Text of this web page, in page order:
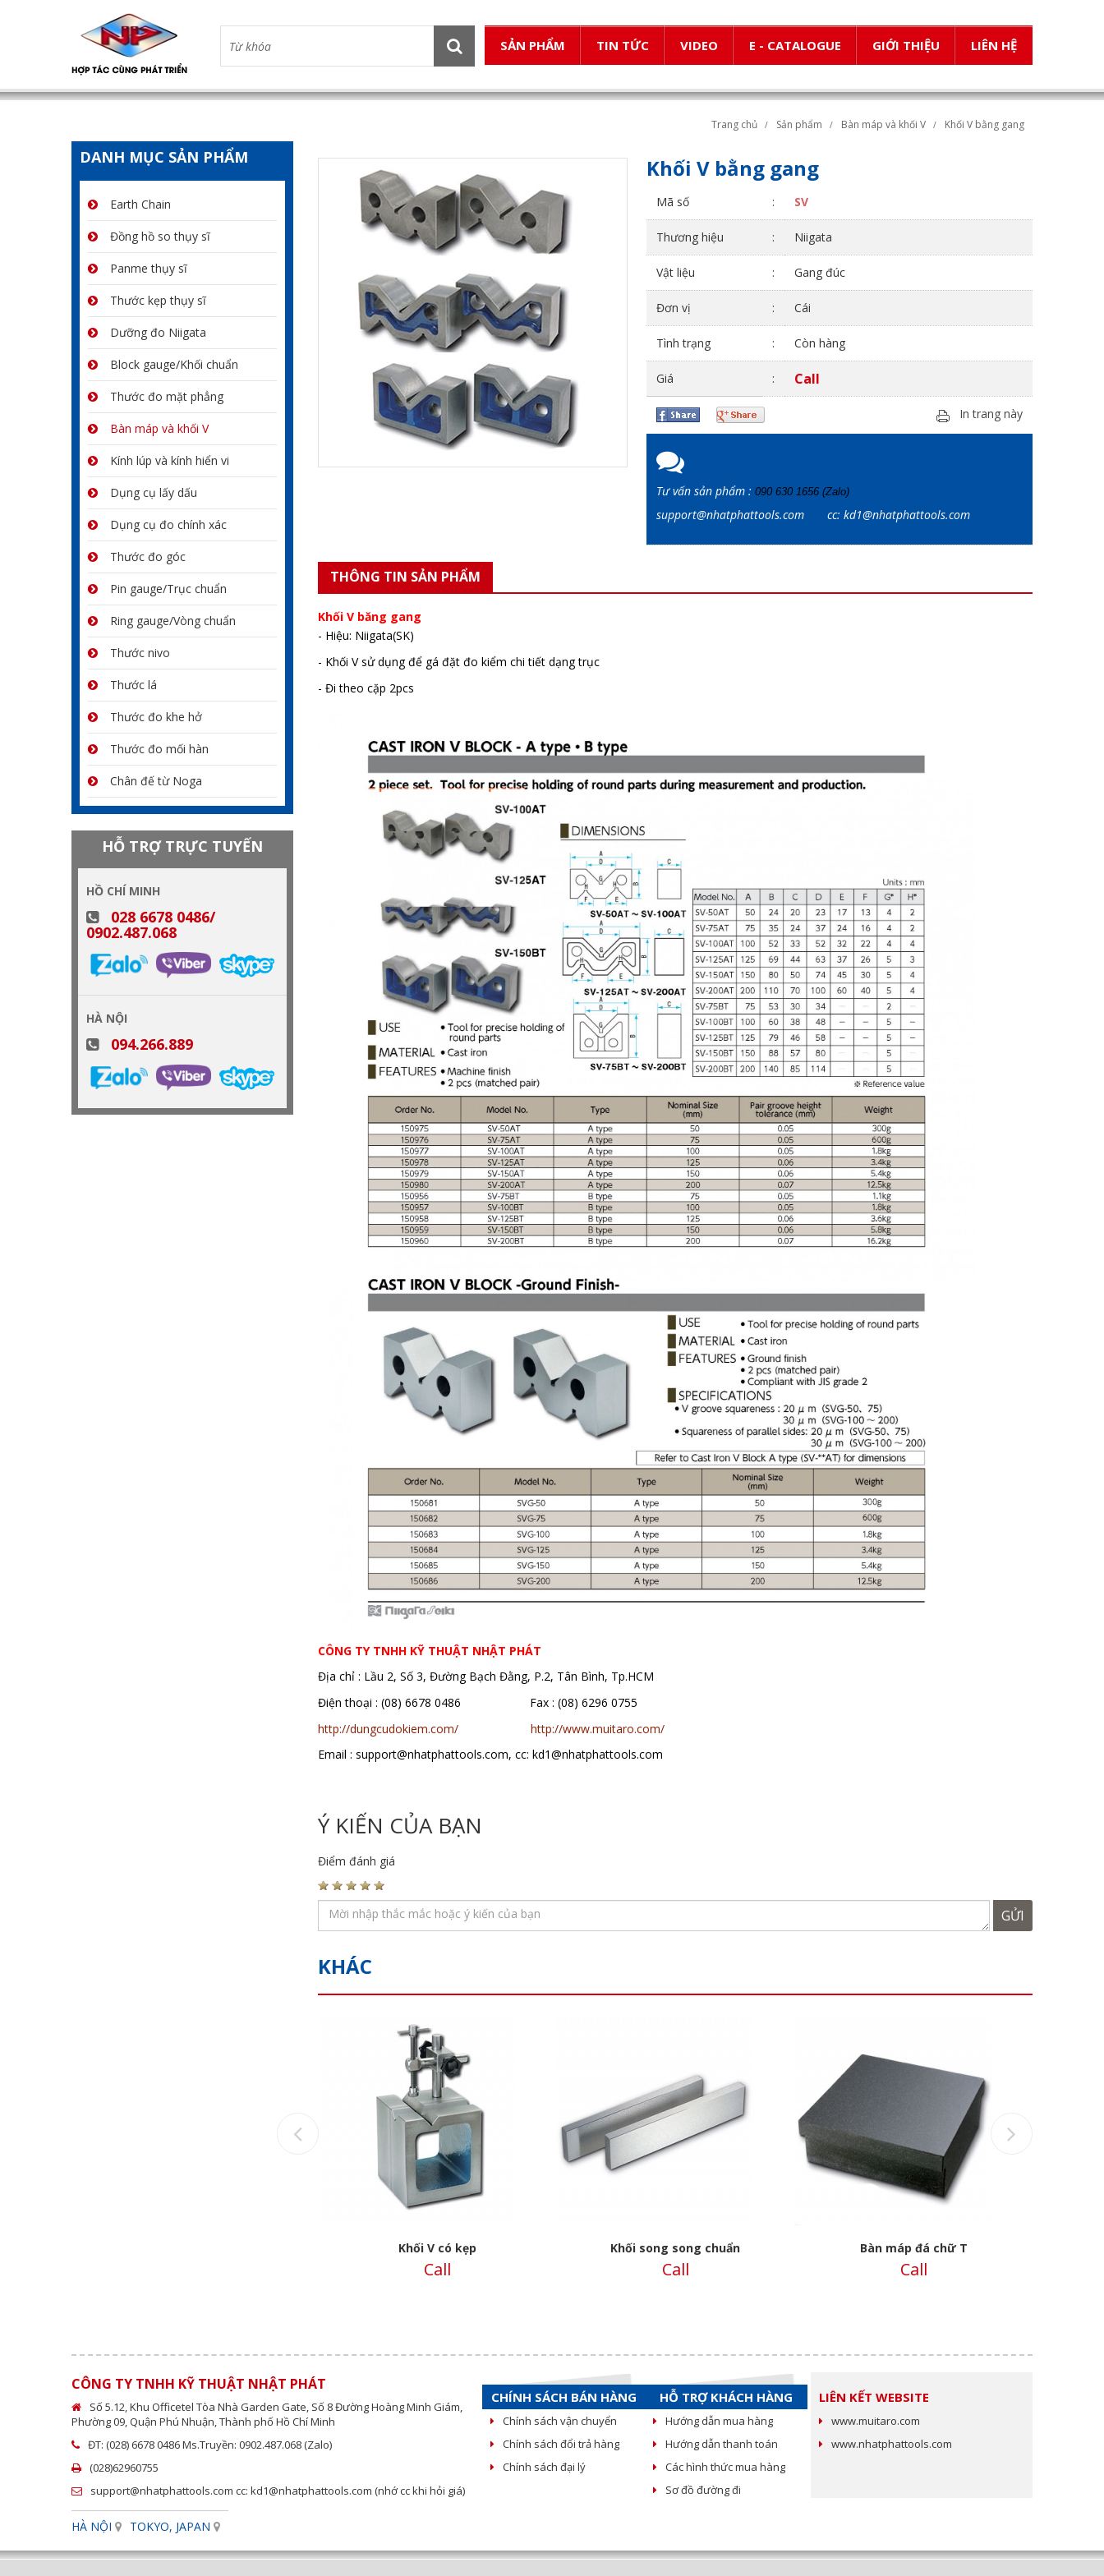
SẢN PHẨM TIN TỨC VIDEO E - CATALOGUE GIỚI THIỆU LIÊN HỆ
Trang chủ Sản phẩm Bàn máp và khối V Khối V bằng gang
Khối V bằng gang
Mã số : SV
Thương hiệu : Niigata
Vật liệu : Gang đúc
Đơn vị : Cái
Tình trạng : Còn hàng
Giá : Call
In trang này
Tư vấn sản phẩm : 090 630 1656 (Zalo)
support@nhatphattools.com cc: kd1@nhatphattools.com
THÔNG TIN SẢN PHẨM
Khối V băng gang
- Hiệu: Niigata(SK)
- Khối V sử dụng để gá đặt đo kiểm chi tiết dạng trục
- Đi theo cặp 2pcs
CÔNG TY TNHH KỸ THUẬT NHẬT PHÁT
Địa chỉ : Lầu 2, Số 3, Đường Bạch Đằng, P.2, Tân Bình, Tp.HCM
Điện thoại : (08) 6678 0486 Fax : (08) 6296 0755
http://dungcudokiem.com/
http://www.muitaro.com/
Email : support@nhatphattools.com, cc: kd1@nhatphattools.com
Ý KIẾN CỦA BẠN
Điểm đánh giá
GỬI
KHÁC
Previous
Khối V có kẹp
Call
Khối song song chuẩn
Call
Bàn máp đá chữ T
Call
Next
DANH MỤC SẢN PHẨM
Earth Chain
Đồng hồ so thụy sĩ
Panme thụy sĩ
Thước kẹp thụy sĩ
Dưỡng đo Niigata
Block gauge/Khối chuẩn
Thước đo mặt phẳng
Bàn máp và khối V
Kính lúp và kính hiển vi
Dụng cụ lấy dấu
Dụng cụ đo chính xác
Thước đo góc
Pin gauge/Trục chuẩn
Ring gauge/Vòng chuẩn
Thước nivo
Thước lá
Thước đo khe hở
Thước đo mối hàn
Chân đế từ Noga
HỖ TRỢ TRỰC TUYẾN
HỒ CHÍ MINH
028 6678 0486/
0902.487.068
HÀ NỘI
094.266.889
CÔNG TY TNHH KỸ THUẬT NHẬT PHÁT
Số 5.12, Khu Officetel Tòa Nhà Garden Gate, Số 8 Đường Hoàng Minh Giám,
Phường 09, Quận Phú Nhuận, Thành phố Hồ Chí Minh
ĐT: (028) 6678 0486 Ms.Truyền: 0902.487.068 (Zalo)
(028)62960755
support@nhatphattools.com cc: kd1@nhatphattools.com (nhớ cc khi hỏi giá)
HÀ NỘI TOKYO, JAPAN
CHÍNH SÁCH BÁN HÀNG
Chính sách vận chuyển
Chính sách đổi trả hàng
Chính sách đại lý
HỖ TRỢ KHÁCH HÀNG
Hướng dẫn mua hàng
Hướng dẫn thanh toán
Các hình thức mua hàng
Sơ đồ đường đi
LIÊN KẾT WEBSITE
www.muitaro.com
www.nhatphattools.com